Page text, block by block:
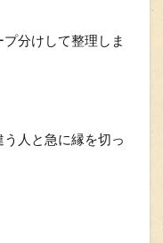
分けして整理しま
人と急に縁を切っ